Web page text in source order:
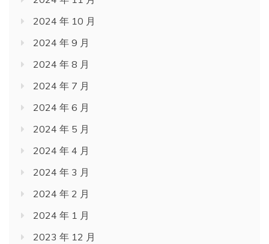
2024 年 10 月
2024 年 9 月
2024 年 8 月
2024 年 7 月
2024 年 6 月
2024 年 5 月
2024 年 4 月
2024 年 3 月
2024 年 2 月
2024 年 1 月
2023 年 12 月